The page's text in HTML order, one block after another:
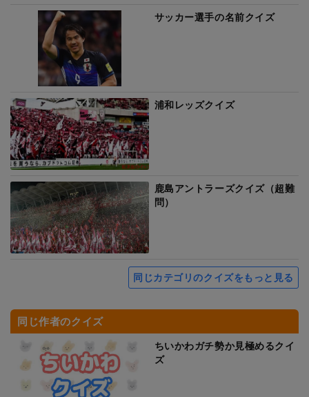
サッカー選手の名前クイズ
浦和レッズクイズ
鹿島アントラーズクイズ（超難
問）
同じカテゴリのクイズをもっと見る
同じ作者のクイズ
ちいかわガチ勢か見極めるクイ
ズ